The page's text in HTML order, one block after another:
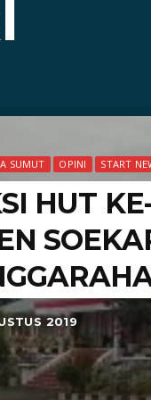
SUMUT OPINI START
HUT
2019